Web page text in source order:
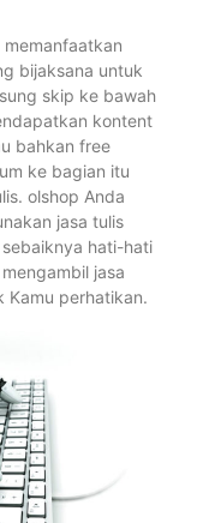
bijaksana untuk
skip ke bawah
kontent
bahkan free
ke bagian itu
olshop Anda
jasa tulis
hati-hati
jasa
Kamu perhatikan.